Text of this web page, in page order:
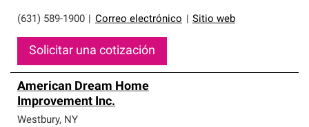
(631) 589-1900 Correo electrónico Sitio web
Solicitar una cotización
American Dream Home
Improvement Inc.
Westbury, NY